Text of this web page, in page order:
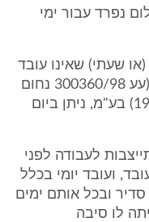
נפרד עבור ימי
(או שעתי) שאינו עובד
בחגים ולא קיבל תמורה בעבורם. (עע 300360/98 נחום
צמח נ. ש.א.ש. קרל זינגר צפון (1986) בע"מ, ניתן ביום
לעבודה לפני
ועובד יומי בכלל
סדיר ובכל אותם ימים
לו סיבה